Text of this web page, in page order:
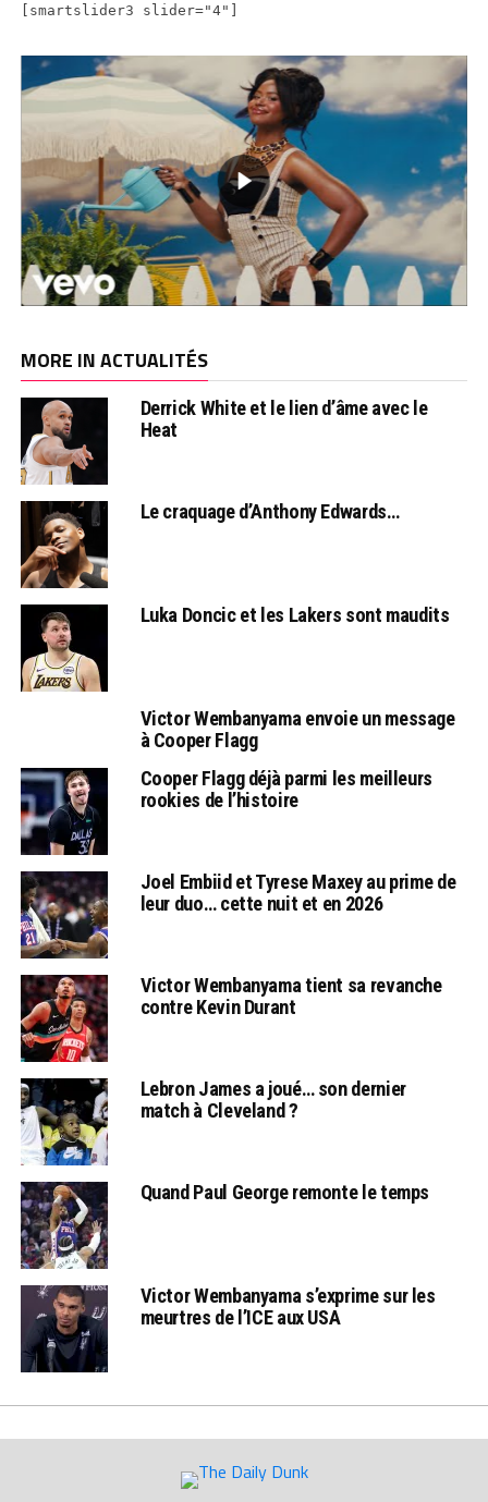
[smartslider3 slider="4"]
MORE IN ACTUALITÉS
Derrick White et le lien d’âme avec le
Heat
Le craquage d’Anthony Edwards…
Luka Doncic et les Lakers sont maudits
Victor Wembanyama envoie un message
à Cooper Flagg
Cooper Flagg déjà parmi les meilleurs
rookies de l’histoire
Joel Embiid et Tyrese Maxey au prime de
leur duo… cette nuit et en 2026
Victor Wembanyama tient sa revanche
contre Kevin Durant
Lebron James a joué… son dernier
match à Cleveland ?
Quand Paul George remonte le temps
Victor Wembanyama s’exprime sur les
meurtres de l’ICE aux USA